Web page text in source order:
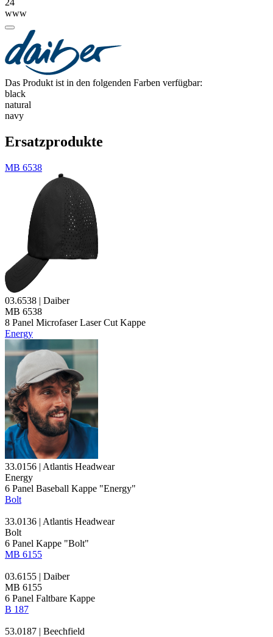
24
www
Das Produkt ist in den folgenden Farben verfügbar:
black
natural
navy
Ersatzprodukte
MB 6538
03.6538 | Daiber
MB 6538
8 Panel MicrofaserLaser Cut Kappe
Energy
33.0156 | Atlantis Headwear
Energy
6 Panel Baseball Kappe "Energy"
Bolt
33.0136 | Atlantis Headwear
Bolt
6 Panel Kappe "Bolt"
MB 6155
03.6155 | Daiber
MB 6155
6 Panel Faltbare Kappe
B 187
53.0187 | Beechfield